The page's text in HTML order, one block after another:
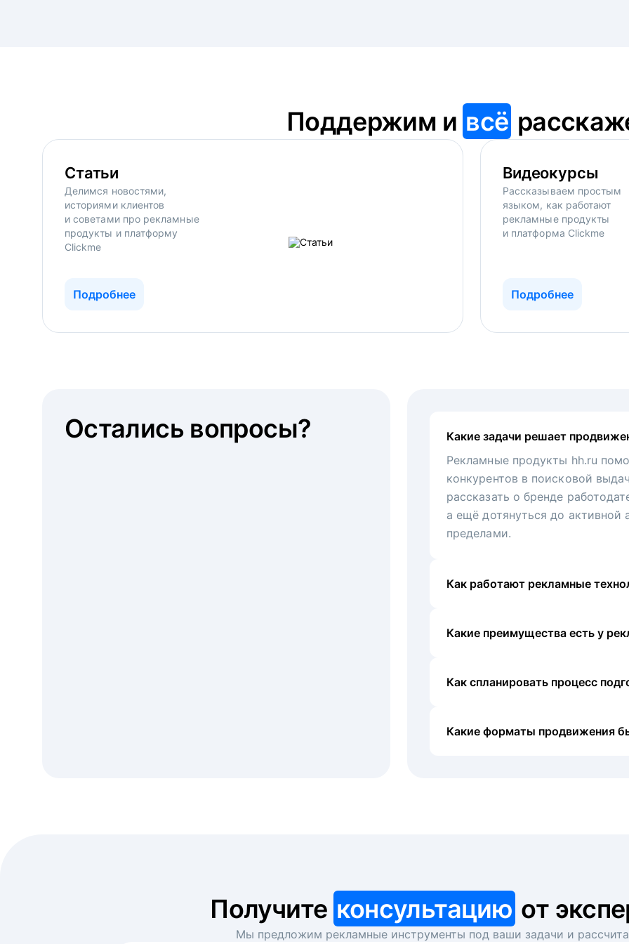
Поддержим и всё
Статьи
Делимся новостями,
историями клиентов
и советами про рекламные
продукты и платформу
Clickme
Подробнее
Видеокурсы
Рассказываем простым
языком, как работают
рекламные продукты
и платформа Clickme
Подробнее
Какие задачи решает
Рекламные продукты hh.ru
конкурентов в поисковой
рассказать о бренде
а ещё дотянуться до активной
пределами.
Как работают рекламные
Какие преимущества есть у
Как спланировать процесс
Какие форматы продвижения
Остались вопросы?
Получите консультацию от
Мы предложим рекламные инструменты под ваши задачи и